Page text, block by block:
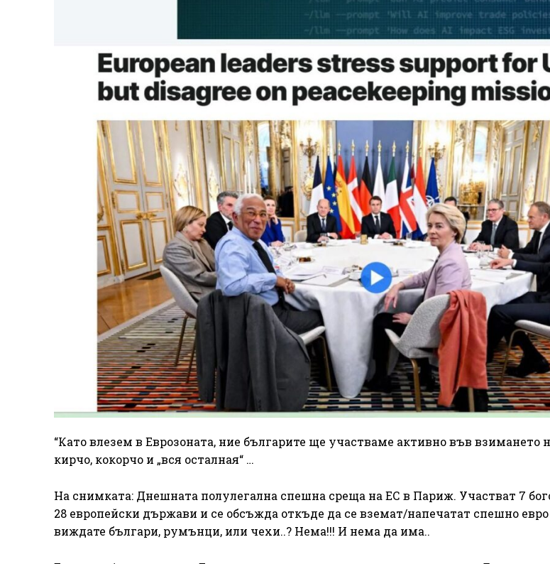
“Като влезем в Еврозоната, ние българите ще участваме активно във взимането
кирчо, кокорчо и „вся осталная“ …
На снимката: Днешната полулегална спешна среща на ЕС в Париж. Участват 7
28 европейски държави и се обсъжда откъде да се вземат/напечатат спешно
виждате българи, румънци, или чехи..? Нема!!! И нема да има..